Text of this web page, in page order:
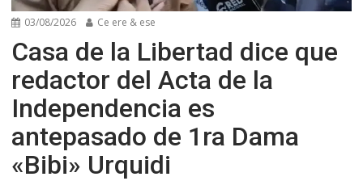
03/08/2026 Ce ere & ese
Casa de la Libertad dice que
redactor del Acta de la
Independencia es
antepasado de 1ra Dama
«Bibi» Urquidi